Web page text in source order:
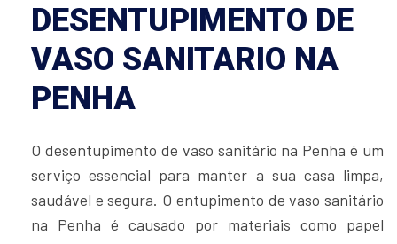
DESENTUPIMENTO DE
VASO SANITARIO NA
PENHA
O desentupimento de vaso sanitário na Penha é um
serviço essencial para manter a sua casa limpa,
saudável e segura. O entupimento de vaso sanitário
na Penha é causado por materiais como papel